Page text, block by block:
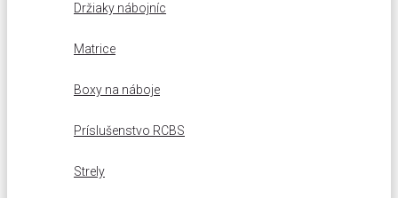
Držiaky nábojníc
Matrice
Boxy na náboje
Príslušenstvo RCBS
Strely